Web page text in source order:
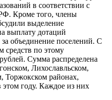
в соответствии с
Кроме того, члены
выделение
выплату дотаций
объединение поселений. С
средств по этому
Сумма распределена
Лихославльском,
Торжокском районах,
году. Каждое из них